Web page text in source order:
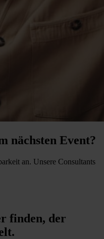
nächsten Event?
an. Unsere Consultants
finden, der